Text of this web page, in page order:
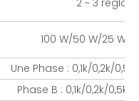
2 ~ 3
100 W/50 W/25 W
Une Phase : 0,1k/0,2k/
Phase B : 0,1k/0,2k/